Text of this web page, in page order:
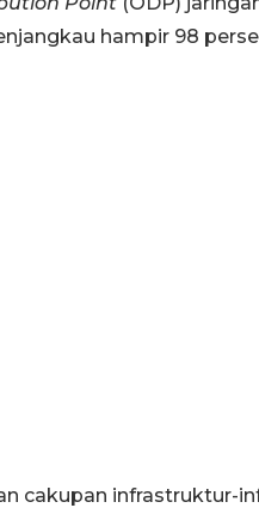
hampir 98
cakupan infrastruktur-